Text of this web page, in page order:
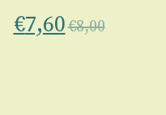
€7,60€8,00